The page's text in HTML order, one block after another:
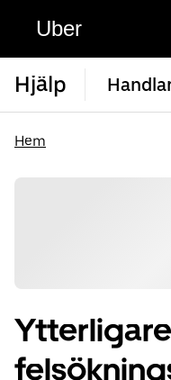
Uber
Hjälp
Hem
Ytterligare